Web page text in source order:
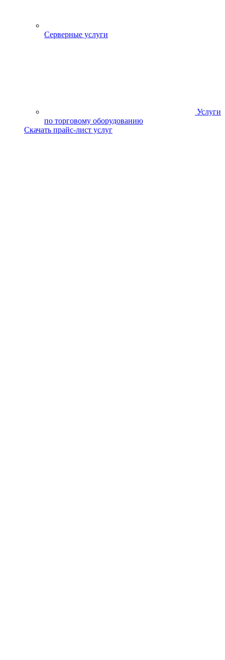
Серверные услуги
Услуги
по торговому оборудованию
Скачать прайс-лист услуг